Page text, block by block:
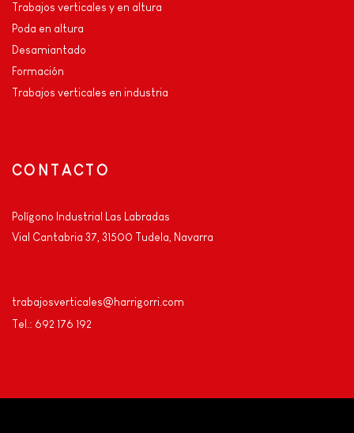
Trabajos verticales y en altura
Poda en altura
Desamiantado
Formación
Trabajos verticales en industria
CONTACTO
Polígono Industrial Las Labradas
Vial Cantabria 37, 31500 Tudela, Navarra
trabajosverticales@harrigorri.com
Tel.: 692 176 192